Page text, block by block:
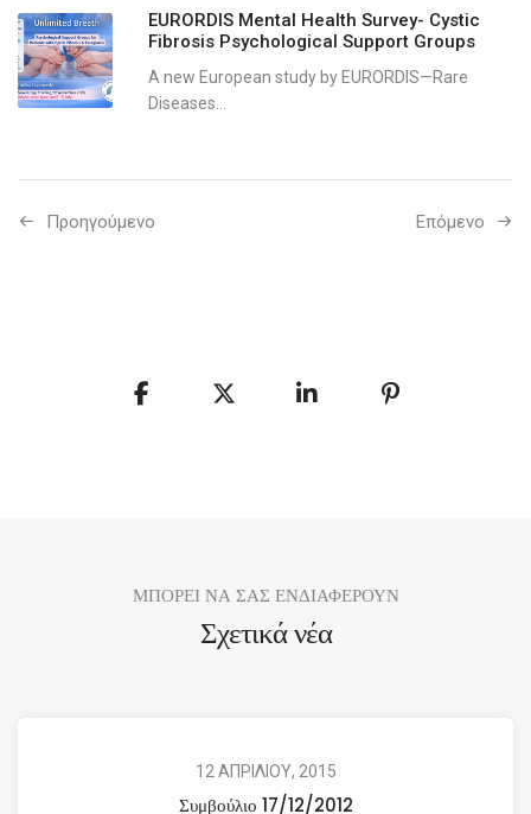
EURORDIS Mental Health Survey- Cystic
Fibrosis Psychological Support Groups
A new European study by EURORDIS—Rare
Diseases...
Προηγούμενo Επόμενο
ΜΠΟΡΕΙ ΝΑ ΣΑΣ ΕΝΔΙΑΦΕΡΟΥΝ
Σχετικά νέα
12 ΑΠΡΙΛΙΟΥ, 2015
Συμβούλιο 17/12/2012